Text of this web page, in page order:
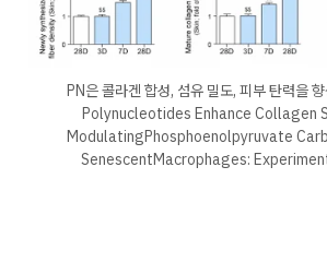
PN은 콜라겐 합성, 섬유 밀도, 피부 탄력을
Polynucleotides Enhance Collagen
ModulatingPhosphoenolpyruvate
SenescentMacrophages: